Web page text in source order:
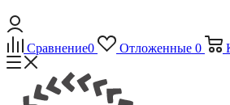
Сравнение0 Отложенные 0